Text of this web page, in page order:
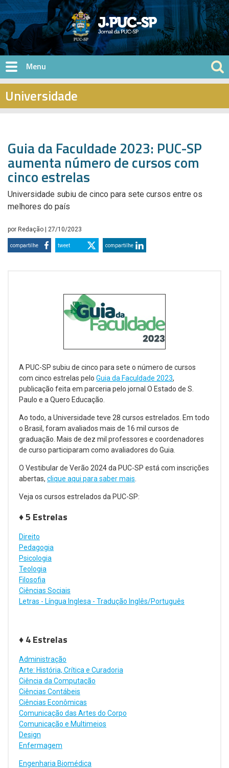
Pular para o conteúdo principal
Universidade
Guia da Faculdade 2023: PUC-SP
aumenta número de cursos com
cinco estrelas
Universidade subiu de cinco para sete cursos entre os
melhores do país
por Redação | 27/10/2023
compartilhe tweet compartilhe
A PUC-SP subiu de cinco para sete o número de cursos
com cinco estrelas pelo Guia da Faculdade 2023,
publicação feita em parceria pelo jornal O Estado de S.
Paulo e a Quero Educação.
Ao todo, a Universidade teve 28 cursos estrelados. Em todo
o Brasil, foram avaliados mais de 16 mil cursos de
graduação. Mais de dez mil professores e coordenadores
de curso participaram como avaliadores do Guia.
O Vestibular de Verão 2024 da PUC-SP está com inscrições
abertas, clique aqui para saber mais
Veja os cursos estrelados da PUC-SP:
♦ 5 Estrelas
Direito
Pedagogia
Psicologia
Teologia
Filosofia
Ciências Sociais
Letras - Língua Inglesa - Tradução Inglês/Português
♦ 4 Estrelas
Administração
Arte: História, Crítica e Curadoria
Ciência da Computação
Ciências Contábeis
Ciências Econômicas
Comunicação das Artes do Corpo
Comunicação e Multimeios
Design
Enfermagem
Engenharia Biomédica